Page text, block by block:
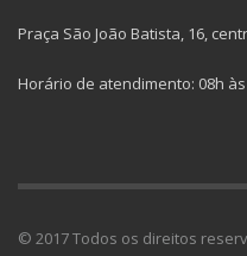
Praça São João Batista, 16,
Horário de atendimento: 08h
© 2017 Todos os direitos